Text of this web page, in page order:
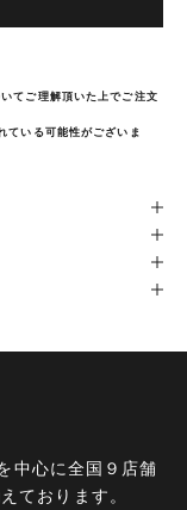
てご理解頂いた上でご注文
ている可能性がございま
中心に全国９店舗
ております。